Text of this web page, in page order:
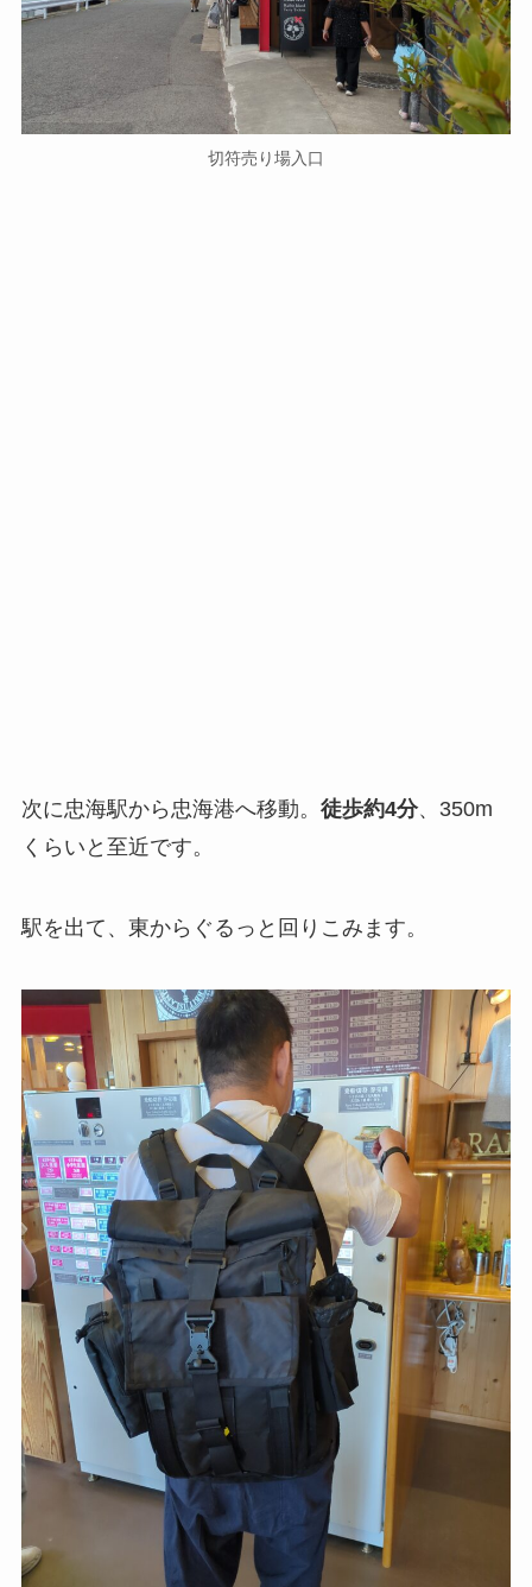
切符売り場入口
次に忠海駅から忠海港へ移動。 徒歩約4分、350m
くらいと至近です。
駅を出て、東からぐるっと回りこみます。